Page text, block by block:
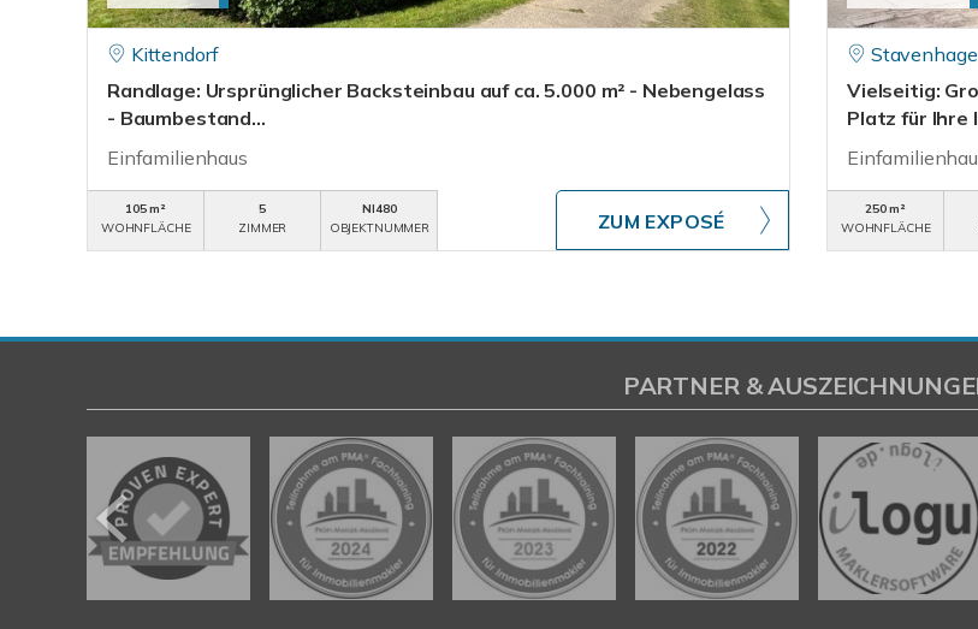
Kittendorf
Randlage: Ursprünglicher Backsteinbau auf ca. 5.000 m² - Nebengelass
- Baumbestand...
Einfamilienhaus
105 m²
WOHNFLÄCHE
5
ZIMMER
NI480
OBJEKTNUMMER
ZUM EXPOSÉ
Vielseitig:
Platz für Ihre
250 m²
WOHNFLÄCHE
PARTNER &